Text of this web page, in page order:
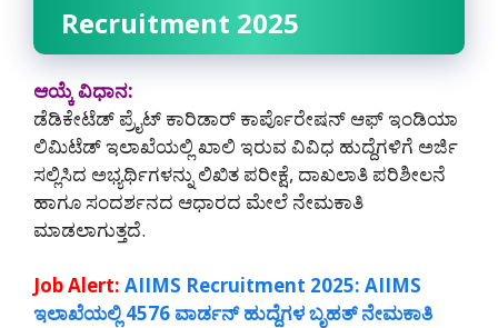
Recruitment 2025
ಆಯ್ಕೆ ವಿಧಾನ:
ಡೆಡಿಕೇಟೆಡ್ ಪ್ರೈಟ್ ಕಾರಿಡಾರ್ ಕಾರ್ಪೊರೇಷನ್ ಆಫ್ ಇಂಡಿಯಾ
ಲಿಮಿಟೆಡ್ ಇಲಾಖೆಯಲ್ಲಿ ಖಾಲಿ ಇರುವ ವಿವಿಧ ಹುದ್ದೆಗಳಿಗೆ ಅರ್ಜಿ
ಸಲ್ಲಿಸಿದ ಅಭ್ಯರ್ಥಿಗಳನ್ನು ಲಿಖಿತ ಪರೀಕ್ಷೆ, ದಾಖಲಾತಿ ಪರಿಶೀಲನೆ
ಹಾಗೂ ಸಂದರ್ಶನದ ಆಧಾರದ ಮೇಲೆ ನೇಮಕಾತಿ
ಮಾಡಲಾಗುತ್ತದೆ.
Job Alert: AIIMS Recruitment 2025: AIIMS
ಇಲಾಖೆಯಲ್ಲಿ 4576 ವಾರ್ಡನ್ ಹುದ್ದೆಗಳ ಬೃಹತ್ ನೇಮಕಾತಿ